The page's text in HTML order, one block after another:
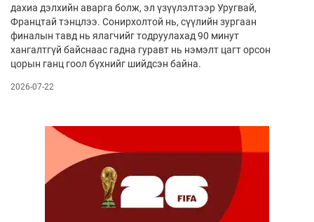
дахиа дэлхийн аварга болж, эл үзүүлэлтээр Уругвай,
Францтай тэнцлээ. Сонирхолтой нь, сүүлийн зургаан
финалын тавд нь ялагчийг тодруулахад 90 минут
хангалтгүй байснаас гадна гуравт нь нэмэлт цагт орсон
цорын ганц гоол бүхнийг шийдсэн байна.
2026-07-22